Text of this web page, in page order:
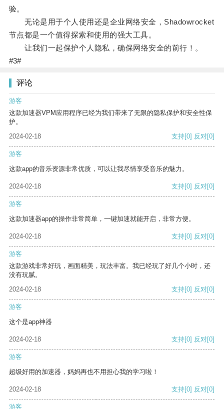
验。
无论是用于个人使用还是企业网络安全，Shadowrocket
节点都是一个值得探索和使用的强大工具。
让我们一起保护个人隐私，确保网络安全的前行！。
#3#
评论
游客
这款加速器VPM应用程序已经为我们带来了无限的隐私保护和安全性保
护。
2024-02-18
支持[0] 反对[0]
游客
这款app的音乐资源非常优质，可以让我尽情享受音乐的魅力。
2024-02-18 支持[0] 反对[0]
游客
这款加速器app的操作非常简单，一键加速就能开启，非常方便。
2024-02-18 支持[0] 反对[0]
游客
这款游戏非常好玩，画面精美，玩法丰富。我已经玩了好几个小时，还
没有玩腻。
2024-02-18
支持[0] 反对[0]
游客
这个是app神器
2024-02-18 支持[0] 反对[0]
游客
超级好用的加速器，妈妈再也不用担心我的学习啦！
2024-02-18 支持[0] 反对[0]
游客